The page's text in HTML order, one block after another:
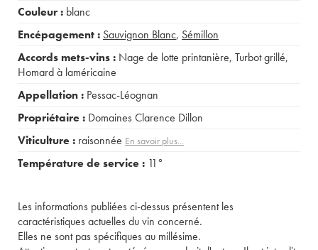
Couleur : blanc
Encépagement : Sauvignon Blanc, Sémillon
Accords mets-vins : Nage de lotte printanière, Turbot grillé,
Homard à laméricaine
Appellation : Pessac-Léognan
Propriétaire : Domaines Clarence Dillon
Viticulture : raisonnée En savoir plus...
Température de service : 11°
Les informations publiées ci-dessus présentent les
caractéristiques actuelles du vin concerné.
Elles ne sont pas spécifiques au millésime.